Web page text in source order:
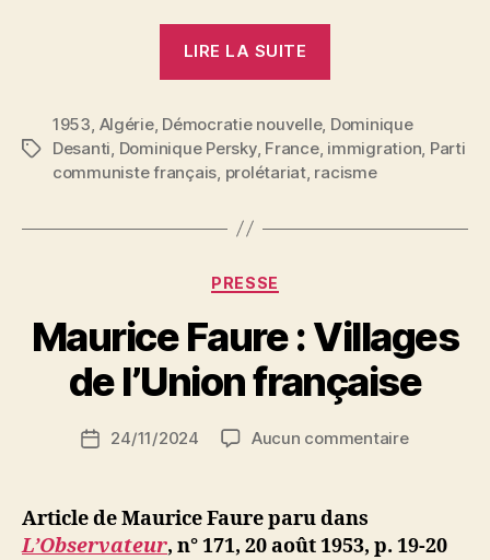
LIRE LA SUITE
Algériens
en
France »
Étiquettes
1953 Algérie, Démocratie nouvelle, Dominique
Desanti Dominique Persky, France, immigration Parti
communiste français prolétariat, racisme
Catégories
PRESSE
Maurice Faure : Villages
de l’Union française
a
S
N
ji
Date24/11/2024 Aucun commentairesur
Villages
Article de Maurice Faure paru dans
L’Observateur, n° 171, 20 août 1953, p. 19-20